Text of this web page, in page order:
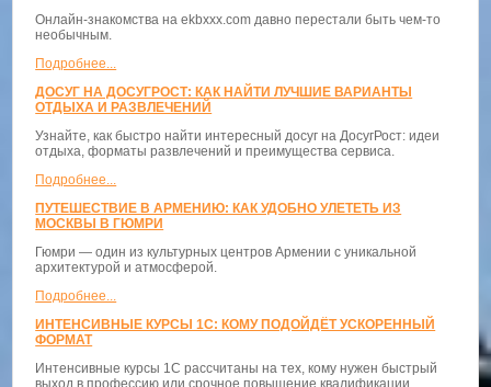
Онлайн-знакомства на ekbxxx.com давно перестали быть чем-то
необычным.
Подробнее...
ДОСУГ НА ДОСУГРОСТ: КАК НАЙТИ ЛУЧШИЕ ВАРИАНТЫ
ОТДЫХА И РАЗВЛЕЧЕНИЙ
Узнайте, как быстро найти интересный досуг на ДосугРост: идеи
отдыха, форматы развлечений и преимущества сервиса.
Подробнее...
ПУТЕШЕСТВИЕ В АРМЕНИЮ: КАК УДОБНО УЛЕТЕТЬ ИЗ
МОСКВЫ В ГЮМРИ
Гюмри — один из культурных центров Армении с уникальной
архитектурой и атмосферой.
Подробнее...
ИНТЕНСИВНЫЕ КУРСЫ 1С: КОМУ ПОДОЙДЁТ УСКОРЕННЫЙ
ФОРМАТ
Интенсивные курсы 1С рассчитаны на тех, кому нужен быстрый
выход в профессию или срочное повышение квалификации.